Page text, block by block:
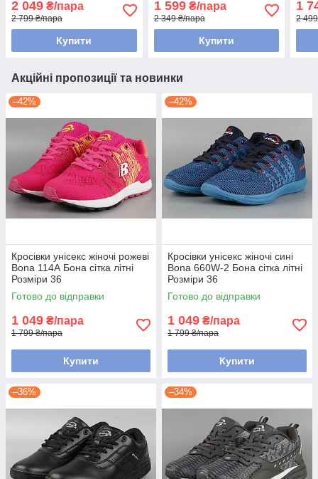
2 049 ₴/пара
2 799 ₴/пара
Купити
1 599₴/пара
2 349 ₴/пара
Купити
1
2
Акційні пропозиції та новинки
–42%
Кросівки унісекс жіночі рожеві
Bona 114А Бона сітка літні
Розміри 36
Готово до відправки
1 049 ₴/пара
1 799 ₴/пара
Купити
–42%
Кросівки унісекс жіночі сині
Bona 660W-2 Бона сітка літні
Розміри 36
Готово до відправки
1 049 ₴/пара
1 799 ₴/пара
Купити
–36% –34%